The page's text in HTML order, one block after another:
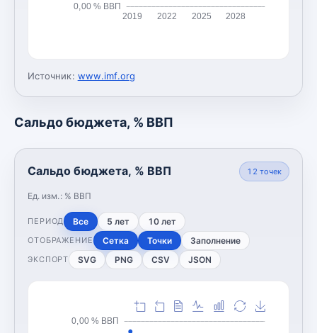
0,00 % ВВП
2019 2022 2025 2028
Источник: www.imf.org
Сальдо бюджета, % ВВП
Сальдо бюджета, % ВВП
Ед. изм.: % ВВП
12 точек
ПЕРИОД Все 5 лет 10 лет
ОТОБРАЖЕНИЕ Сетка Точки Заполнение
ЭКСПОРТ SVG PNG CSV JSON
0,00 % ВВП